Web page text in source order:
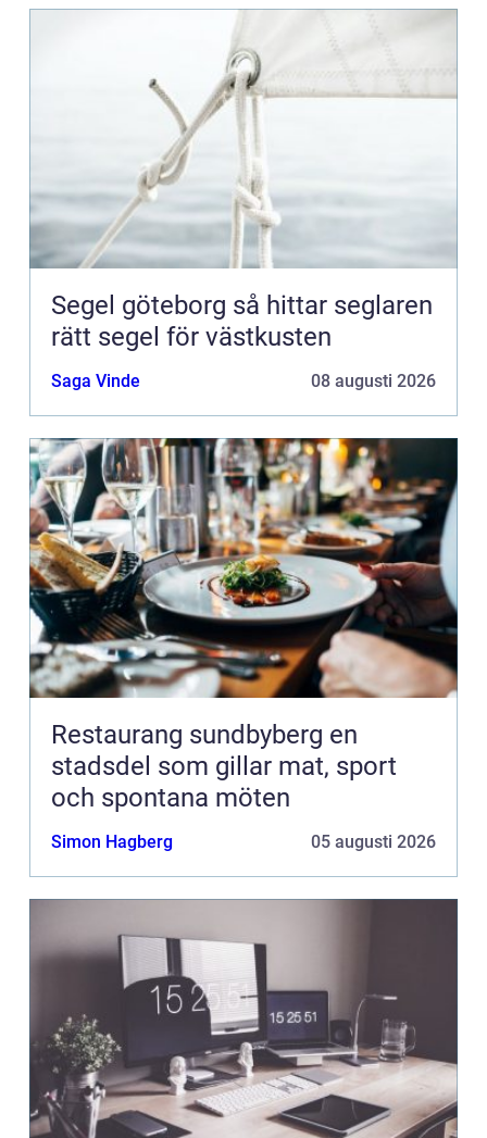
Segel göteborg så hittar seglaren
rätt segel för västkusten
Saga Vinde 08 augusti 2026
Restaurang sundbyberg en
stadsdel som gillar mat, sport
och spontana möten
Simon Hagberg 05 augusti 2026